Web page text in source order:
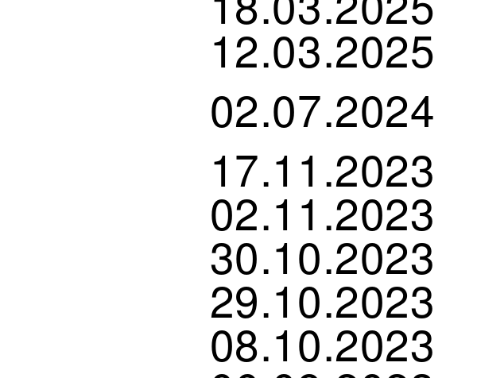
12.03.2025
02.07.2024
17.11.2023
02.11.2023
30.10.2023
29.10.2023
08.10.2023